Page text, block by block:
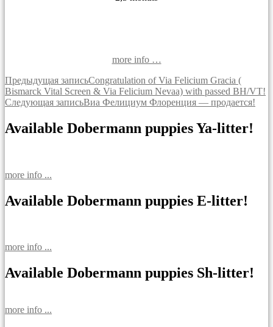
more info …
Навигация
по
Предыдущая записьCongratulation of Via Felicium Gracia (
Bismarck Vital Screen & Via Felicium Nevaа) with passed BH/VT!
Следующая записьВиа Фелициум Флоренция — продается!
Available Dobermann puppies Ya-litter!
more info ...
Available Dobermann puppies E-litter!
more info ...
Available Dobermann puppies Sh-litter!
more info ...